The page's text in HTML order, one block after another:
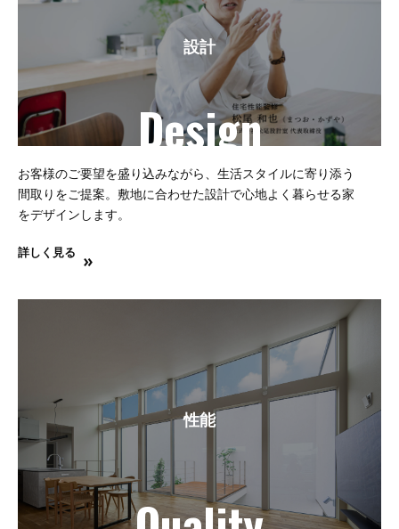
設計
Design
お客様のご要望を盛り込みながら、生活スタイルに寄り添う
間取りをご提案。敷地に合わせた設計で心地よく暮らせる家
をデザインします。
詳しく見る
性能